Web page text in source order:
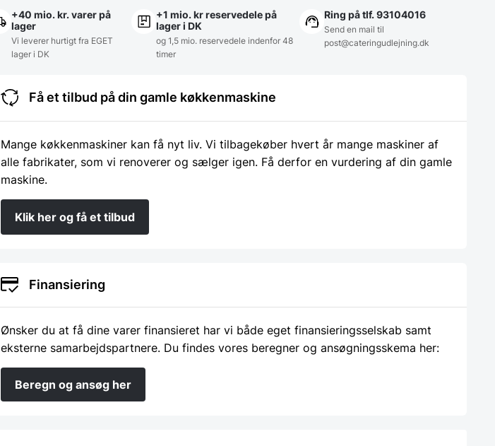
Nybo
antal
+40 mio. kr. varer på
lager
Vi leverer hurtigt fra EGET
lager i DK
+1 mio. kr reservedele på
lager i DK
og 1,5 mio. reservedele indenfor 48
timer
Ring på tlf. 93104016
Send en mail til
post@cateringudlejning.dk
Få et tilbud på din gamle køkkenmaskine
Mange køkkenmaskiner kan få nyt liv. Vi tilbagekøber hvert år mange maskiner af
alle fabrikater, som vi renoverer og sælger igen. Få derfor en vurdering af din gamle
maskine.
Klik her og få et tilbud
Finansiering
Ønsker du at få dine varer finansieret har vi både eget finansieringsselskab samt
eksterne samarbejdspartnere. Du findes vores beregner og ansøgningsskema her:
Beregn og ansøg her